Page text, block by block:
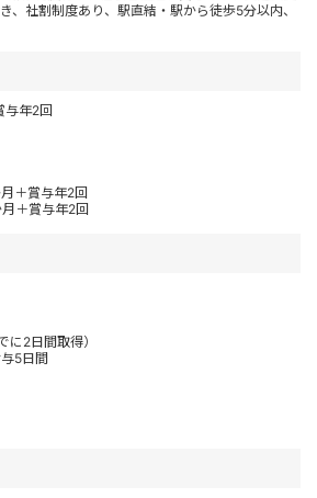
、社割制度あり、駅直結・駅から徒歩5分以内、
年2回
＋賞与年2回
＋賞与年2回
2日間取得）
5日間